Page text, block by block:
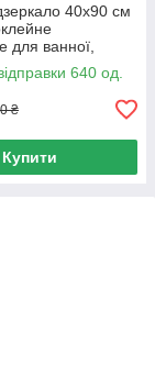
40х90 см
для ванної,
дзеркало640 од.
₴
Купити